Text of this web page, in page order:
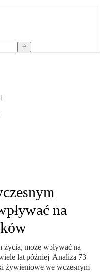
na
może wpływać na
lat później. Analiza 73
żywieniowe we wczesnym